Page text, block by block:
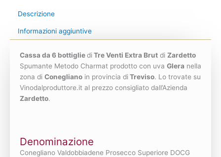
Descrizione
Informazioni aggiuntive
Cassa da 6 bottigliediTre Venti Extra Brut di Zardetto
Spumante Metodo Charmat prodotto con uva Glera nella
zona di Conegliano in provincia diTreviso. Lo trovate su
Vinodalproduttore.it al prezzo consigliato dall’Azienda
Zardetto.
Denominazione
Conegliano Valdobbiadene Prosecco Superiore DOCG